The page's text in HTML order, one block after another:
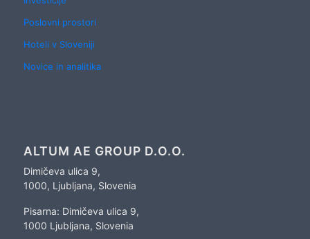
Poslovni prostori
Hoteli v Sloveniji
Novice in analitika
ALTUM AE GROUP D.O.O.
Dimičeva ulica 9,
1000, Ljubljana, Slovenia
Pisarna: Dimičeva ulica 9,
1000 Ljubljana, Slovenia